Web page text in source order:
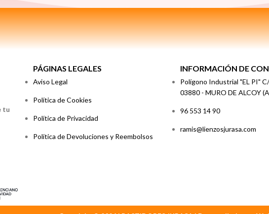
tu
PÁGINAS LEGALES
Aviso Legal
Política de Cookies
Política de Privacidad
Política de Devoluciones y Reembolsos
INFORMACIÓN DE
Polígono Industrial "EL PI"
03880 - MURO DE ALCOY
96 553 14 90
ramis@lienzosjurasa.com